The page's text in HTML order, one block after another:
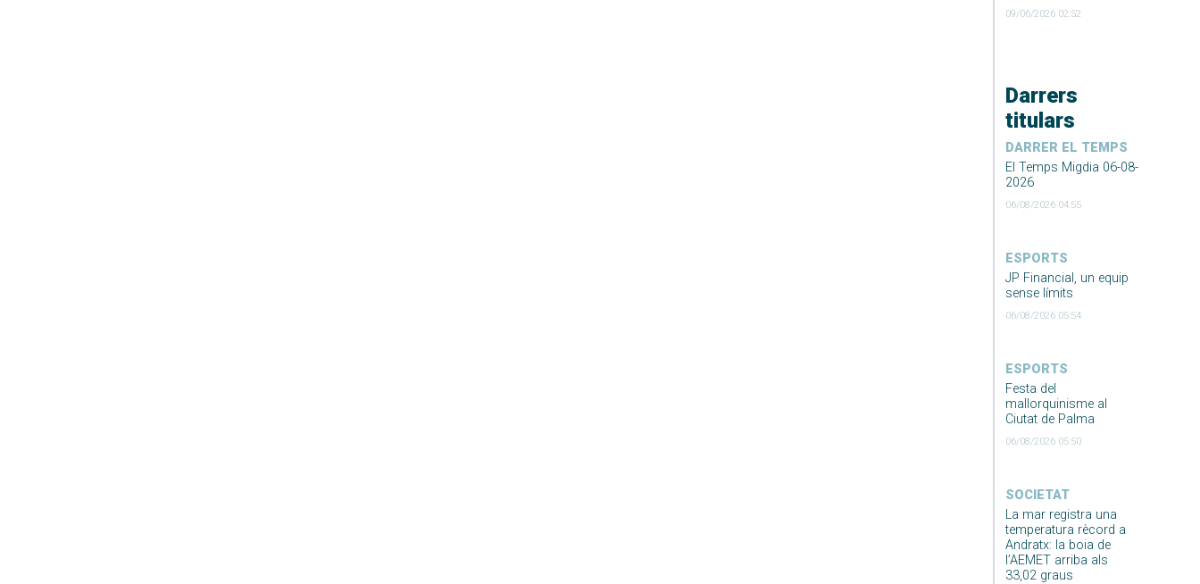
09/06/2026 02:52
Darrers
titulars
DARRER EL TEMPS
El Temps Migdia 06-08-
2026
06/08/2026 04:55
ESPORTS
JP Financial, un equip
sense límits
06/08/2026 05:54
ESPORTS
Festa del
mallorquinisme al
Ciutat de Palma
06/08/2026 05:50
SOCIETAT
La mar registra una
temperatura rècord a
Andratx: la boia de
l’AEMET arriba als
33,02 graus